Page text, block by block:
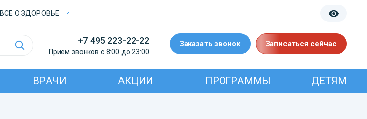
ВСE О ЗДОРОВЬЕ
+7 495 223-22-22
Прием звонков с 8:00 до 23:00
Заказать звонок Записаться сейчас
ВРАЧИ АКЦИИ ПРОГРАММЫ ДЕТЯМ